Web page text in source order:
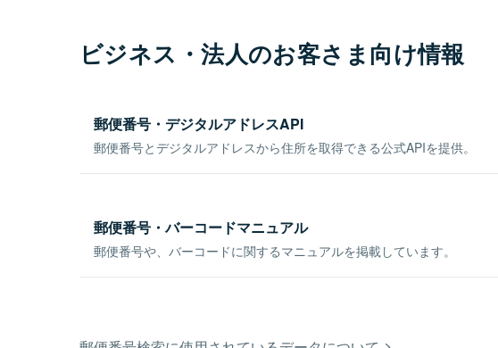
ビジネス・法人のお客さま向け情報
郵便番号・デジタルアドレスAPI
郵便番号とデジタルアドレスから住所を取得できる公式APIを提供。
郵便番号・バーコードマニュアル
郵便番号や、バーコードに関するマニュアルを掲載しています。